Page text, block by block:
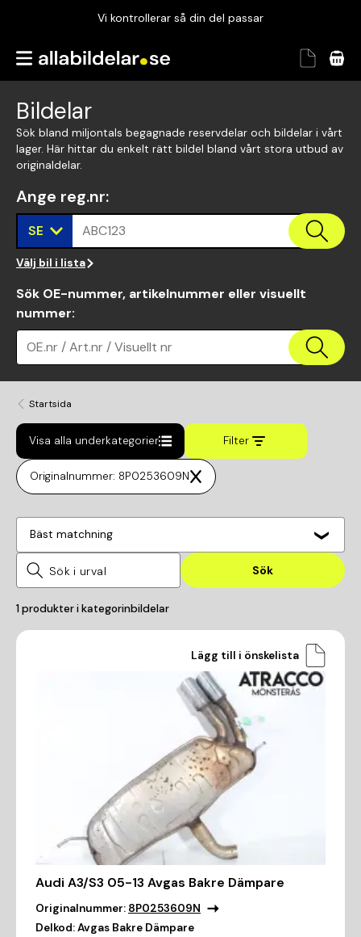
Vi kontrollerar så din del passar
Garanterad passform
Bildelar
Sök bland miljontals begagnade reservdelar och bildelar i vårt
lager. Här hittar du enkelt rätt bildel bland vårt stora utbud av
originaldelar.
Ange reg.nr:
SE ABC123
Välj bil i lista
Sök OE-nummer, artikelnummer eller visuellt
nummer:
OE.nr / Art.nr / Visuellt nr
Startsida
Visa alla underkategorier Filter
Originalnummer: 8P0253609N
Bäst matchning
Sök
1produkter i kategorinbildelar
Lägg till i önskelista
Audi A3/S3 05-13 Avgas Bakre Dämpare
Originalnummer: 8P0253609N
Delkod:Avgas Bakre Dämpare